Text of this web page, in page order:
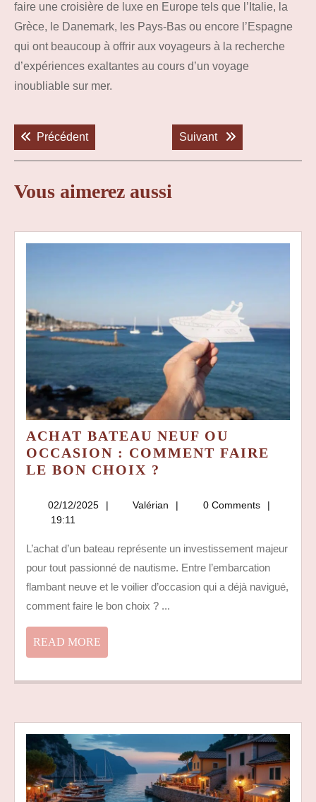
faire une croisière de luxe en Europe tels que l’Italie, la
Grèce, le Danemark, les Pays-Bas ou encore l’Espagne
qui ont beaucoup à offrir aux voyageurs à la recherche
d’expériences exaltantes au cours d’un voyage
inoubliable sur mer.
de
l’article
PrécédentPrevious post: Suivant Next post:
Vous aimerez aussi
ACHAT BATEAU NEUF OU
OCCASION : COMMENT FAIRE
LE BON CHOIX ?
NEUF
:
COMMENT
FAIRE
LE
02/12/2025 02/12/2025
Valérian Valérian0 Comments
19:11
L’achat d’un bateau représente un investissement majeur
pour tout passionné de nautisme. Entre l’embarcation
flambant neuve et le voilier d’occasion qui a déjà navigué,
comment faire le bon choix ? ...
READ MORE
MORE